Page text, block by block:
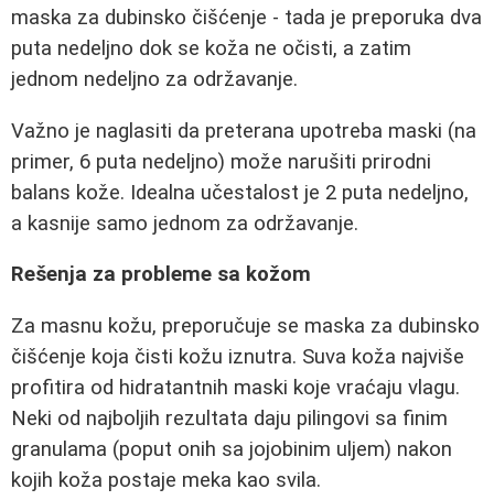
maska za dubinsko čišćenje - tada je preporuka dva
puta nedeljno dok se koža ne očisti, a zatim
jednom nedeljno za održavanje.
Važno je naglasiti da preterana upotreba maski (na
primer, 6 puta nedeljno) može narušiti prirodni
balans kože. Idealna učestalost je 2 puta nedeljno,
a kasnije samo jednom za održavanje.
Rešenja za probleme sa kožom
Za masnu kožu, preporučuje se maska za dubinsko
čišćenje koja čisti kožu iznutra. Suva koža najviše
profitira od hidratantnih maski koje vraćaju vlagu.
Neki od najboljih rezultata daju pilingovi sa finim
granulama (poput onih sa jojobinim uljem) nakon
kojih koža postaje meka kao svila.